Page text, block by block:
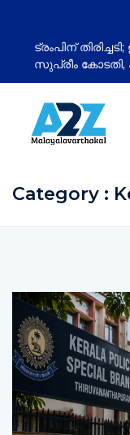
അസാധുവെന്ന്
നൽകാൻ നിർദേശം
Category :